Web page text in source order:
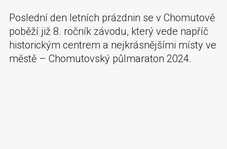
Poslední den letních prázdnin se v Chomutově
poběží již 8. ročník závodu, který vede napříč
historickým centrem a nejkrásnějšími místy ve
městě – Chomutovský půlmaraton 2024.